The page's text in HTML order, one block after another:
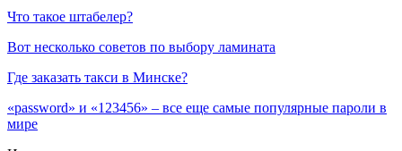
Что такое штабелер?
Вот несколько советов по выбору ламината
Где заказать такси в Минске?
«password» и «123456» – все еще самые популярные пароли в
мире